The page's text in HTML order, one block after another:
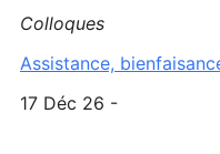
Colloques
Assistance,
17 Déc 26 -